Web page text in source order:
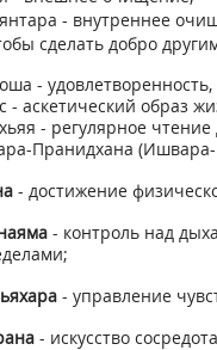
- внутреннее
сделать добро
-
- аскетический образ
- регулярное
Пранидхана (Ишвара-
- достижение
- контроль над
- управление
- искусство